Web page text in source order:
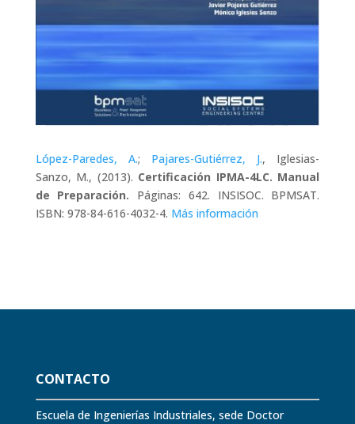
López-Paredes, A.; Pajares-Gutiérrez, J., Iglesias-
Sanzo, M., (2013). Certificación IPMA-4LC. Manual
de Preparación. Páginas: 642. INSISOC. BPMSAT.
ISBN: 978-84-616-4032-4. Más información
CONTACTO
Escuela de Ingenierías Industriales, sede Doctor